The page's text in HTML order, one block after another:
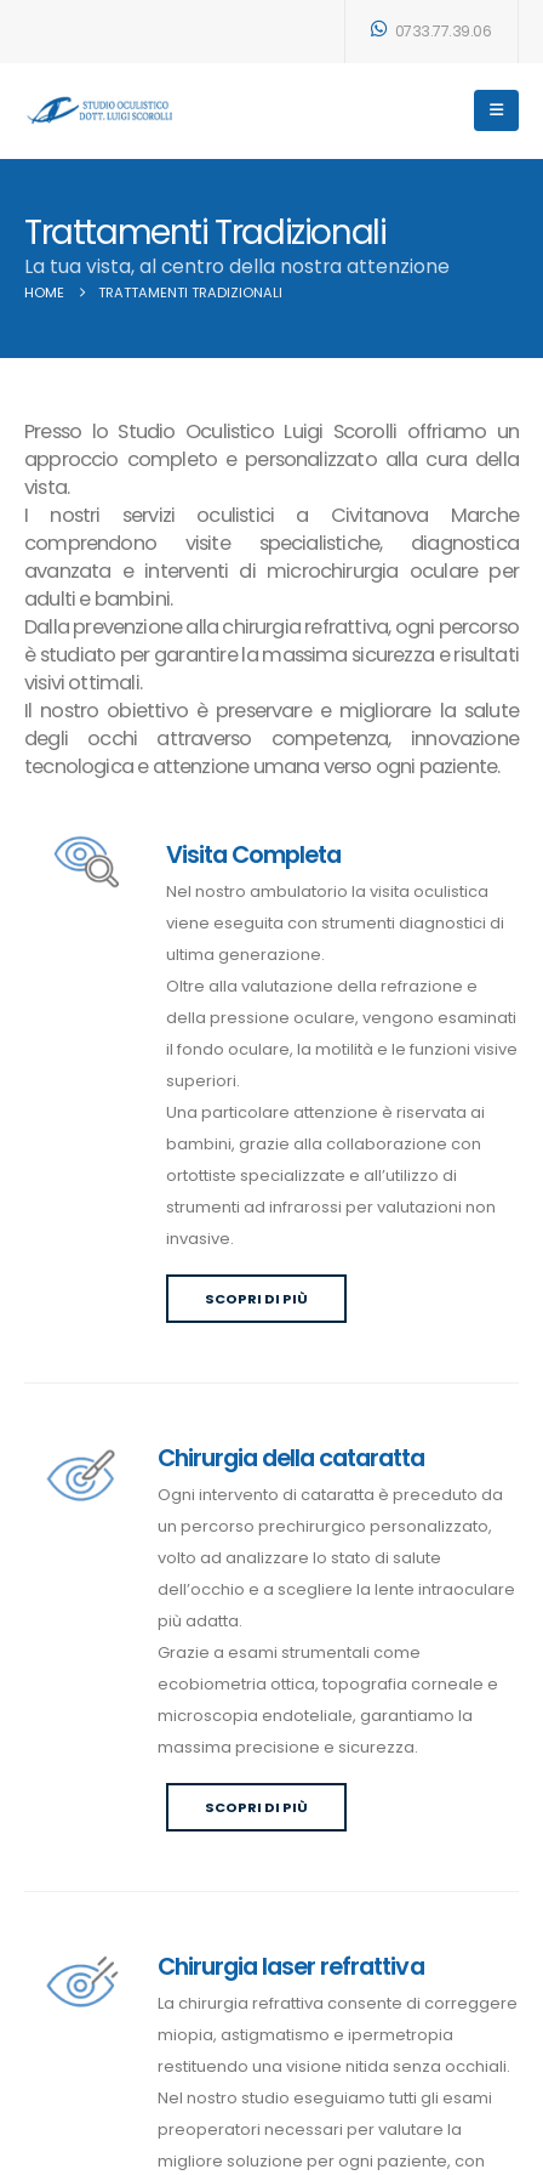
0733.77.39.06
Trattamenti Tradizionali
La tua vista, al centro della nostra attenzione
HOME TRATTAMENTI TRADIZIONALI
Presso lo Studio Oculistico Luigi Scorolli offriamo un
approccio completo e personalizzato alla cura della
vista.
I nostri servizi oculistici a Civitanova Marche
comprendono visite specialistiche, diagnostica
avanzata e interventi di microchirurgia oculare per
adulti e bambini.
Dalla prevenzione alla chirurgia refrattiva, ogni percorso
è studiato per garantire la massima sicurezza e risultati
visivi ottimali.
Il nostro obiettivo è preservare e migliorare la salute
degli occhi attraverso competenza, innovazione
tecnologica e attenzione umana verso ogni paziente.
Visita Completa
Nel nostro ambulatorio la visita oculistica
viene eseguita con strumenti diagnostici di
ultima generazione.
Oltre alla valutazione della refrazione e
della pressione oculare, vengono esaminati
il fondo oculare, la motilità e le funzioni visive
superiori.
Una particolare attenzione è riservata ai
bambini, grazie alla collaborazione con
ortottiste specializzate e all’utilizzo di
strumenti ad infrarossi per valutazioni non
invasive.
SCOPRI DI PIÙ
Chirurgia della cataratta
Ogni intervento di cataratta è preceduto da
un percorso prechirurgico personalizzato,
volto ad analizzare lo stato di salute
dell’occhio e a scegliere la lente intraoculare
più adatta.
Grazie a esami strumentali come
ecobiometria ottica, topografia corneale e
microscopia endoteliale, garantiamo la
massima precisione e sicurezza.
SCOPRI DI PIÙ
Chirurgia laser refrattiva
La chirurgia refrattiva consente di correggere
miopia, astigmatismo e ipermetropia
restituendo una visione nitida senza occhiali.
Nel nostro studio eseguiamo tutti gli esami
preoperatori necessari per valutare la
migliore soluzione per ogni paziente, con